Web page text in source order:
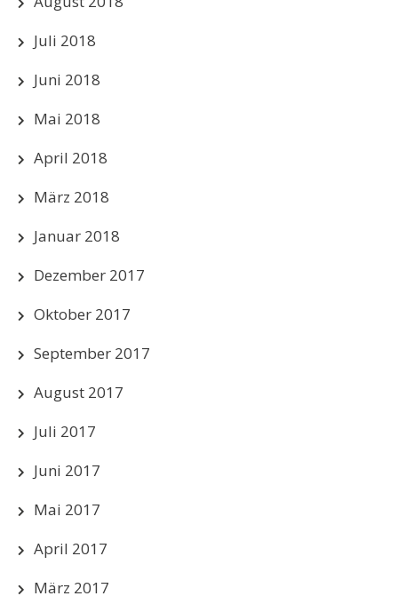
Juli 2018
Juni 2018
Mai 2018
April 2018
März 2018
Januar 2018
Dezember 2017
Oktober 2017
September 2017
August 2017
Juli 2017
Juni 2017
Mai 2017
April 2017
März 2017